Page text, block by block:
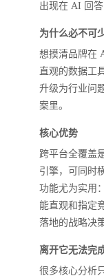
出现在 AI 回答
为什么必不可
想摸清品牌在
直观的数据工
升级为行业问
案里。
核心优势
跨平台全覆盖
引擎，可同时
功能尤为实用
能直观和指定
落地的战略决策
离开它无法完
很多核心分析